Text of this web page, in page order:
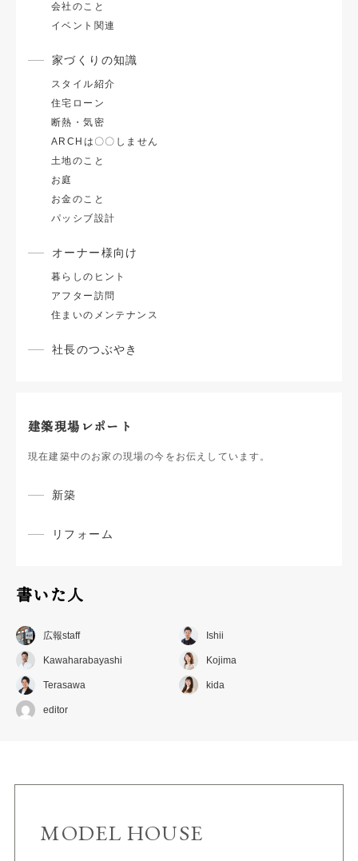
会社のこと
イベント関連
家づくりの知識
スタイル紹介
住宅ローン
断熱・気密
ARCHは〇〇しません
土地のこと
お庭
お金のこと
パッシブ設計
オーナー様向け
暮らしのヒント
アフター訪問
住まいのメンテナンス
社長のつぶやき
建築現場レポート
現在建築中のお家の現場の今をお伝えしています。
新築
リフォーム
書いた人
広報staff Ishii
Kawaharabayashi Kojima
Terasawa kida
editor
MODEL HOUSE